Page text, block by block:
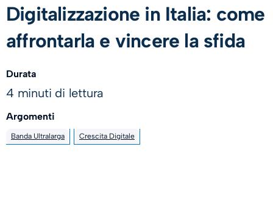
Digitalizzazione in Italia: come
affrontarla e vincere la sfida
Durata
4 minuti di lettura
Argomenti
Banda Ultralarga Crescita Digitale